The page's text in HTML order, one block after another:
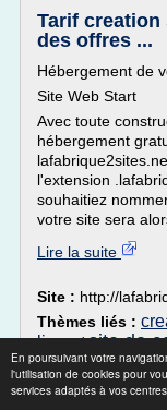
En poursuivant votre
l'utilisation de cookies pour
services adaptés à vos
Tarif
des offres ...
Hébergement de
Site Web Start
Avec toute
hébergement
l'extension
souhaitiez
votre site sera
Lire la suite
Site : http://
Thèmes liés :
ligne/site de
pour acheter
acheter site web